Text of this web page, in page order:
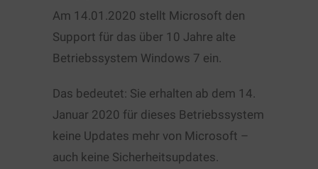
Am 14.01.2020 stellt Microsoft den
Support für das über 10 Jahre alte
Betriebssystem Windows 7 ein.
Das bedeutet: Sie erhalten ab dem 14.
Januar 2020 für dieses Betriebssystem
keine Updates mehr von Microsoft –
auch keine Sicherheitsupdates.